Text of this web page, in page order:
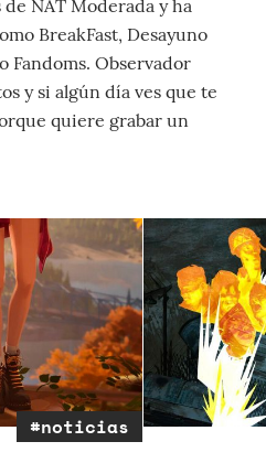
de NAT Moderada y ha
BreakFast, Desayuno
Fandoms. Observador
y si algún día ves que te
quiere grabar un
#noticias